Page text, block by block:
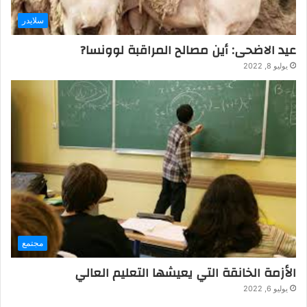
سلايدر
عيد الاضحى: أين مصالح المراقبة لوونسا?
يوليو 8, 2022
مجتمع
الأزمة الخانقة التي يعيشها التعليم العالي
يوليو 6, 2022